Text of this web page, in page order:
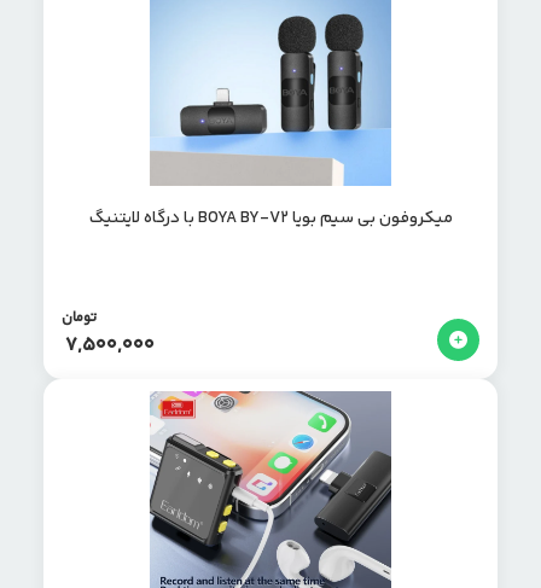
میکروفون بی سیم بویا BOYA BY-V2 با درگاه لایتنیگ
7,500,000
تومان